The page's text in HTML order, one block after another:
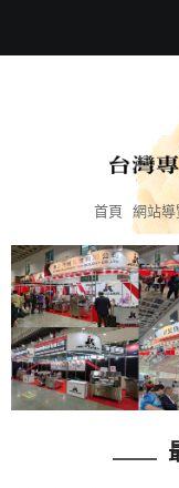
首頁 網站導